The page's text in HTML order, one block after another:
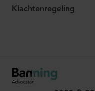
Klachtenregeling